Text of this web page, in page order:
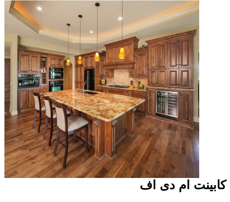
کابینت ام دی اف